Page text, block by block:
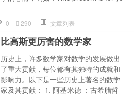
0 290 文章列表
比高斯更厉害的数学家
历史上，许多数学家对数学的发展做出
了重大贡献，每位都有其独特的成就和
影响力。以下是一些历史上著名的数学
家及其贡献： 1. 阿基米德 ：古希腊哲